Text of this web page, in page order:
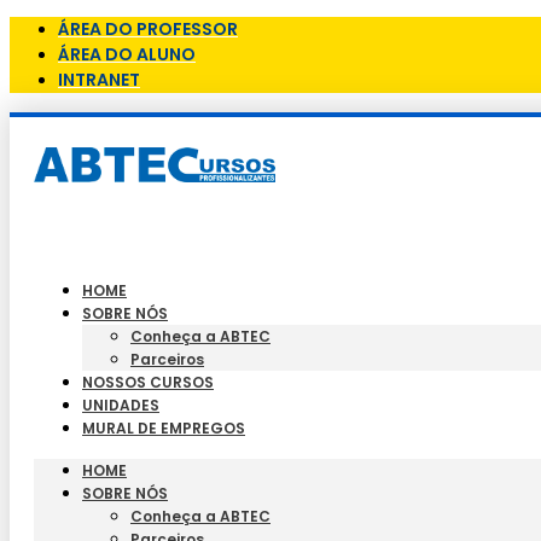
ÁREA DO PROFESSOR
ÁREA DO ALUNO
INTRANET
HOME
SOBRE NÓS
Conheça a ABTEC
Parceiros
NOSSOS CURSOS
UNIDADES
MURAL DE EMPREGOS
HOME
SOBRE NÓS
Conheça a ABTEC